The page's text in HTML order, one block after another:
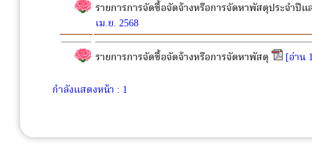
รายการการจัดซื้อจัดจ้างหรือการจัดหาพัสดุประจำปี
เม.ย. 2568
รายการการจัดซื้อจัดจ้างหรือการจัดหาพัสดุ [อ่าน
กำลังแสดงหน้า : 1